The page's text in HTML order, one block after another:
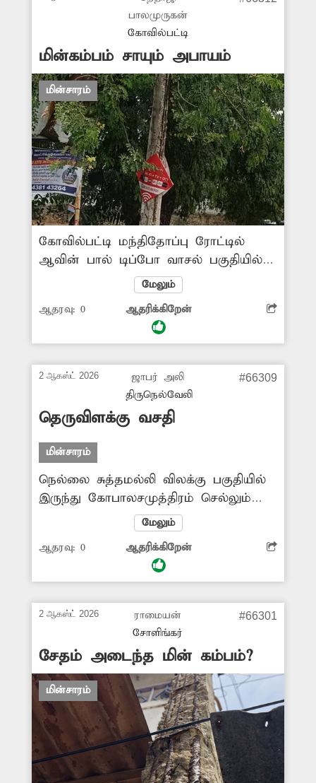
பாலமுருகன்
கோவில்பட்டி
மின்கம்பம் சாயும் அபாயம்
மின்சாரம்
கோவில்பட்டி மந்திதோப்பு ரோட்டில்
ஆவின் பால் டிப்போ வாசல் பகுதியில்
சிமெண்டு பூச்சு உதிர்ந்து ஆபத்தான
நிலையில் சாலையோரம் மின்கம்பம்
உள்ளது. விபத்து நடக்கும் முன்
மின்கம்பத்தை மாற்ற சம்பந்தப்பட்ட
மேலும்
ஆதரவு: 0 ஆதரிக்கிறேன்
2 ஆகஸ்ட் 2026
ஜாபர் அலி
திருநெல்வேலி
#66309
தெருவிளக்கு வசதி
மின்சாரம்
நெல்லை சுத்தமல்லி விலக்கு பகுதியில்
இருந்து கோபாலசமுத்திரம் செல்லும்
சாலையில் இரவு நேரங்களில்
வெளிச்சமின்றி மிகவும் இருள்சூழ்ந்து
காணப்படுகிறது. இதனால் நடந்து
செல்பவர்கள், சைக்கிளில் செல்பவர்கள்
இங்குள்ள சாலையோரம்
தெருவிளக்குகள் ஏற்படுத்தி
தரவேண்டுகிறேன்.
மேலும்
ஆதரவு: 0 ஆதரிக்கிறேன்
2 ஆகஸ்ட் 2026
ராமையன்
சோளிங்கர்
#66301
சேதம் அடைந்த மின் கம்பம்?
மின்சாரம்